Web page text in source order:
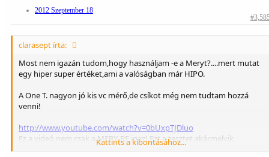
2012 Szeptember 18
clarasept írta:
Most nem igazán tudom,hogy használjam -e a Meryt?....mert mutat
egy hiper super értéket,ami a valóságban már HIPO.
A One T. nagyon jó kis vc mérő,de csíkot még nem tudtam hozzá
venni!
http://www.youtube.com/watch?v=0bUxpTJDluo
Ez a videó nem csak a MERY-RE igaz! Ezt a tesztet akármelyik
Kattints a kibontásához...